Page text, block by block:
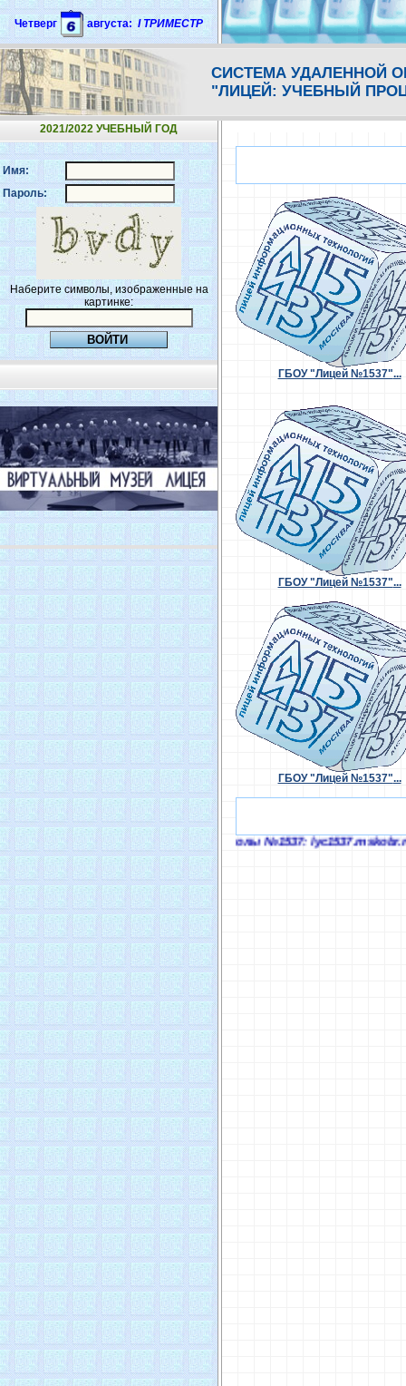
Четверг августа:I ТРИМЕСТР
2021/2022 УЧЕБНЫЙ ГОД
Имя:
Пароль:
Наберите символы, изображенные на
картинке:
ГБОУ "Лицей №1537"...
ГБОУ "Лицей №1537"...
ГБОУ "Лицей №1537"...
Адрес официального сайта Школы №1537:
СИСТЕМА УДАЛЕННОЙ
"ЛИЦЕЙ: УЧЕБНЫЙ